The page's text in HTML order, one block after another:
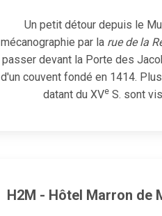
Un petit détour depuis le
mécanographie par la rue de la
passer devant la Porte des
d'un couvent fondé en 1414.
datant du XVeS. sont
H2M - Hôtel Marron de